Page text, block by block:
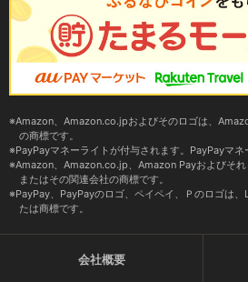
Amazon、Amazon.co.jpおよびそのロゴは、
の商標です。
PayPayマネーライトが付与されます。PayPayマネ
Amazon、Amazon.co.jp、Amazon Payおよびそ
またはその関連会社の商標です。
PayPay、PayPayのロゴ、ペイペイ、Ｐのロゴは
たは商標です。
会社概要